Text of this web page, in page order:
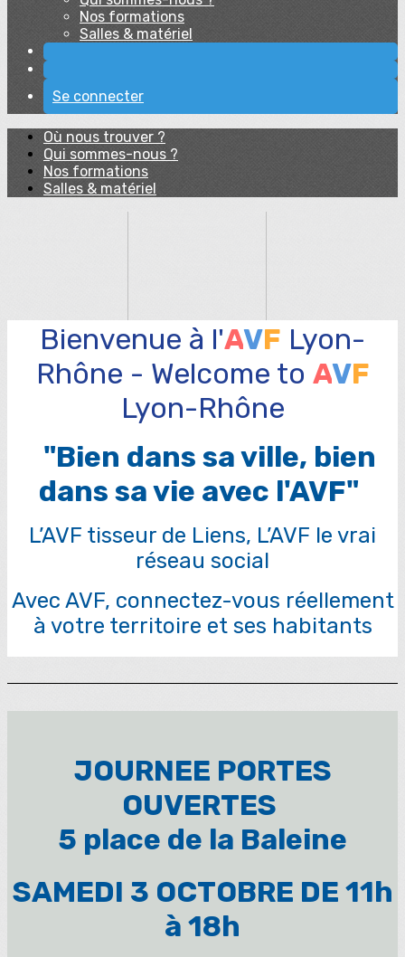
Nos formations
Salles & matériel
Se connecter
Où nous trouver ?
Qui sommes-nous ?
Nos formations
Salles & matériel
Bienvenue à l'AVF Lyon-
Rhône - Welcome to AVF
Lyon-Rhône
"Bien dans sa ville, bien
dans sa vie avec l'AVF"
L’AVF tisseur de Liens, L’AVF le vrai
réseau social
Avec AVF, connectez-vous réellement
à votre territoire et ses habitants
JOURNEE PORTES
OUVERTES
5 place de la Baleine
SAMEDI 3 OCTOBRE DE 11h
à 18h